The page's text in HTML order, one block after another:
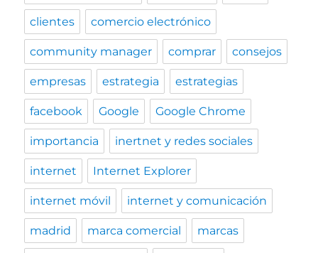
clientes comercio electrónico
community manager comprar consejos
empresas estrategia estrategias
facebook Google Google Chrome
importancia inertnet y redes sociales
internet Internet Explorer
internet móvil internet y comunicación
madrid marca comercial marcas